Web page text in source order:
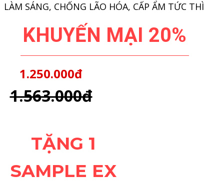
LÀM SÁNG, CHỐNG LÃO HÓA, CẤP ẨM TỨC THÌ
1.250.000đ
1.563.000đ
KHUYẾN MẠI 20%
TẶNG 1
SAMPLE EX